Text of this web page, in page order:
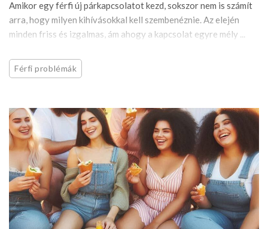
Amikor egy férfi új párkapcsolatot kezd, sokszor nem is számít
arra, hogy milyen kihívásokkal kell szembenéznie. Az elején
minden friss és izgalmas, ám ahogy a kapcsolat egyre mély ...
Férfi problémák